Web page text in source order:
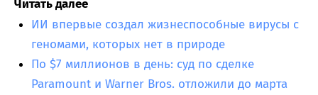
Читать далее
ИИ впервые создал жизнеспособные вирусы с
геномами, которых нет в природе
По $7 миллионов в день: суд по сделке
Paramount и Warner Bros. отложили до марта